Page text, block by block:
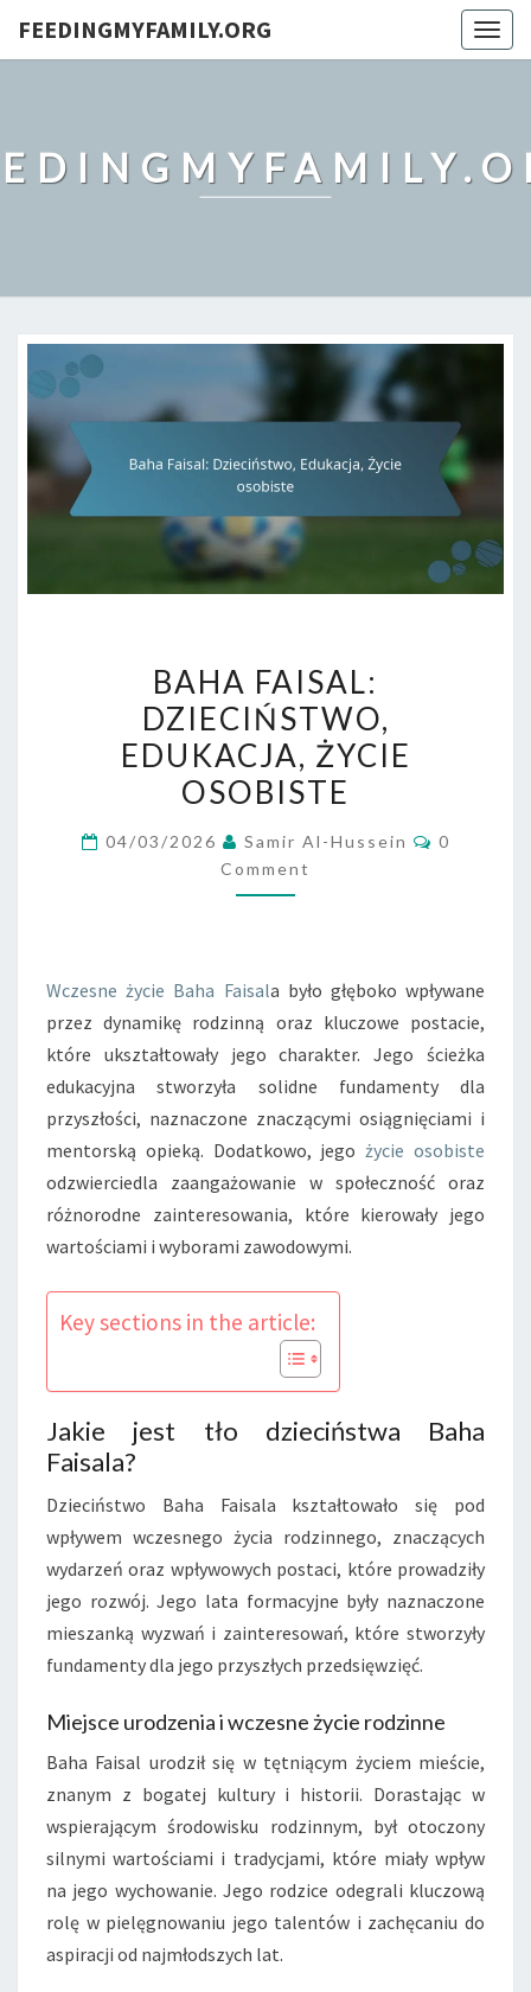
FEEDINGMYFAMILY.ORG
FAISAL:
DZIECIŃSTWO,
EDUKACJA,
ŻYCIE
BAHA FAISAL:
DZIECIŃSTWO,
EDUKACJA, ŻYCIE
OSOBISTE
04/03/2026 Samir Al-Hussein Comments
0
Comment
Wczesne życie Baha Faisala było głęboko wpływane
przez dynamikę rodzinną oraz kluczowe postacie,
które ukształtowały jego charakter. Jego ścieżka
edukacyjna stworzyła solidne fundamenty dla
przyszłości, naznaczone znaczącymi osiągnięciami i
mentorską opieką. Dodatkowo, jego życie osobiste
odzwierciedla zaangażowanie w społeczność oraz
różnorodne zainteresowania, które kierowały jego
wartościami i wyborami zawodowymi.
Key sections in the article:
Jakie jest tło dzieciństwa Baha
Faisala?
Dzieciństwo Baha Faisala kształtowało się pod
wpływem wczesnego życia rodzinnego, znaczących
wydarzeń oraz wpływowych postaci, które prowadziły
jego rozwój. Jego lata formacyjne były naznaczone
mieszanką wyzwań i zainteresowań, które stworzyły
fundamenty dla jego przyszłych przedsięwzięć.
Miejsce urodzenia i wczesne życie rodzinne
Baha Faisal urodził się w tętniącym życiem mieście,
znanym z bogatej kultury i historii. Dorastając w
wspierającym środowisku rodzinnym, był otoczony
silnymi wartościami i tradycjami, które miały wpływ
na jego wychowanie. Jego rodzice odegrali kluczową
rolę w pielęgnowaniu jego talentów i zachęcaniu do
aspiracji od najmłodszych lat.